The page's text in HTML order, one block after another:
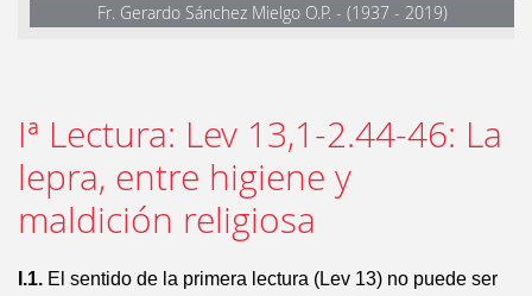
Fr. Gerardo Sánchez Mielgo O.P. - (1937 - 2019)
Iª Lectura: Lev 13,1-2.44-46: La
lepra, entre higiene y
maldición religiosa
I.1. El sentido de la primera lectura (Lev 13) no puede ser